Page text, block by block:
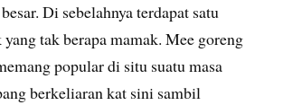
Di sebelahnya terdapat satu
tak berapa mamak. Mee goreng
popular di situ suatu masa
berkeliaran kat sini sambil